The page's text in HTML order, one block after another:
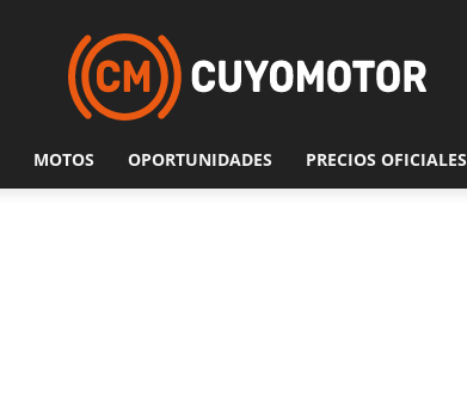
MOTOS OPORTUNIDADES PRECIOS OFICIALES